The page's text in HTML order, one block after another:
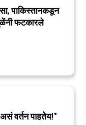
पाकिस्तानकडून
फटकारले
वर्तन पाहतेय!”